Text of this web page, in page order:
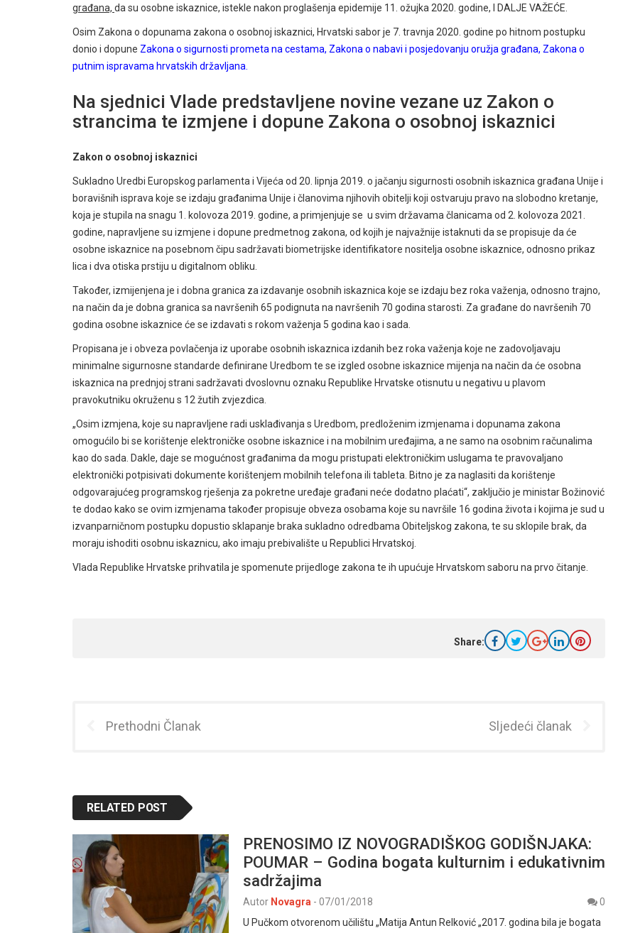
građana, da su osobne iskaznice, istekle nakon proglašenja epidemije 11. ožujka 2020. godine, I DALJE VAŽEĆE.
Osim Zakona o dopunama zakona o osobnoj iskaznici, Hrvatski sabor je 7. travnja 2020. godine po hitnom postupku
donio i dopune Zakona o sigurnosti prometa na cestama, Zakona o nabavi i posjedovanju oružja građana, Zakona o
putnim ispravama hrvatskih državljana
Na sjednici Vlade predstavljene novine vezane uz Zakon o
strancima te izmjene i dopune Zakona o osobnoj iskaznici
Zakon o osobnoj iskaznici
Sukladno Uredbi Europskog parlamenta i Vijeća od 20. lipnja 2019. o jačanju sigurnosti osobnih iskaznica građana Unije i
boravišnih isprava koje se izdaju građanima Unije i članovima njihovih obitelji koji ostvaruju pravo na slobodno kretanje,
koja je stupila na snagu 1. kolovoza 2019. godine, a primjenjuje se u svim državama članicama od 2. kolovoza 2021.
godine, napravljene su izmjene i dopune predmetnog zakona, od kojih je najvažnije istaknuti da se propisuje da će
osobne iskaznice na posebnom čipu sadržavati biometrijske identifikatore nositelja osobne iskaznice, odnosno prikaz
lica i dva otiska prstiju u digitalnom obliku.
Također, izmijenjena je i dobna granica za izdavanje osobnih iskaznica koje se izdaju bez roka važenja, odnosno trajno,
na način da je dobna granica sa navršenih 65 podignuta na navršenih 70 godina starosti. Za građane do navršenih 70
godina osobne iskaznice će se izdavati s rokom važenja 5 godina kao i sada.
Propisana je i obveza povlačenja iz uporabe osobnih iskaznica izdanih bez roka važenja koje ne zadovoljavaju
minimalne sigurnosne standarde definirane Uredbom te se izgled osobne iskaznice mijenja na način da će osobna
iskaznica na prednjoj strani sadržavati dvoslovnu oznaku Republike Hrvatske otisnutu u negativu u plavom
pravokutniku okruženu s 12 žutih zvjezdica.
„Osim izmjena, koje su napravljene radi usklađivanja s Uredbom, predloženim izmjenama i dopunama zakona
omogućilo bi se korištenje elektroničke osobne iskaznice i na mobilnim uređajima, a ne samo na osobnim računalima
kao do sada. Dakle, daje se mogućnost građanima da mogu pristupati elektroničkim uslugama te pravovaljano
elektronički potpisivati dokumente korištenjem mobilnih telefona ili tableta. Bitno je za naglasiti da korištenje
odgovarajućeg programskog rješenja za pokretne uređaje građani neće dodatno plaćati“, zaključio je ministar Božinović
te dodao kako se ovim izmjenama također propisuje obveza osobama koje su navršile 16 godina života i kojima je sud u
izvanparničnom postupku dopustio sklapanje braka sukladno odredbama Obiteljskog zakona, te su sklopile brak, da
moraju ishoditi osobnu iskaznicu, ako imaju prebivalište u Republici Hrvatskoj.
Vlada Republike Hrvatske prihvatila je spomenute prijedloge zakona te ih upućuje Hrvatskom saboru na prvo čitanje.
Share:
Prethodni Članak Sljedeći članak
RELATED POST
PRENOSIMO IZ NOVOGRADIŠKOG GODIŠNJAKA:
POUMAR – Godina bogata kulturnim i edukativnim
sadržajima
Autor Novagra - 07/01/2018
0
U Pučkom otvorenom učilištu „Matija Antun Relković „2017. godina bila je bogata